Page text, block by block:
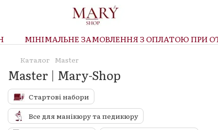
МІНІМАЛЬНЕ ЗАМОВЛЕННЯ З ОПЛАТОЮ ПРИ
Каталог Master
Master | Mary-Shop
Стартові набори
Все для манікюру та педикюру